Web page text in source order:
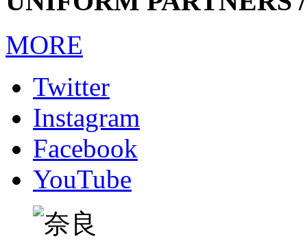
MORE
Twitter
Instagram
Facebook
YouTube